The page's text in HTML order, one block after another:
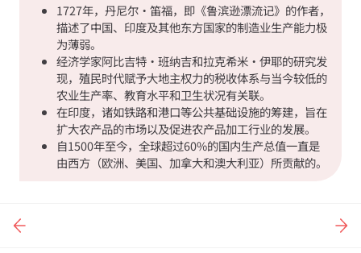
1727年，丹尼尔·笛福，即《鲁滨逊漂流记》的作者，
描述了中国、印度及其他东方国家的制造业生产能力极
为薄弱。
经济学家阿比吉特·班纳吉和拉克希米·伊耶的研究发
现，殖民时代赋予大地主权力的税收体系与当今较低的
农业生产率、教育水平和卫生状况有关联。
在印度，诸如铁路和港口等公共基础设施的筹建，旨在
扩大农产品的市场以及促进农产品加工行业的发展。
自1500年至今，全球超过60%的国内生产总值一直是
由西方（欧洲、美国、加拿大和澳大利亚）所贡献的。